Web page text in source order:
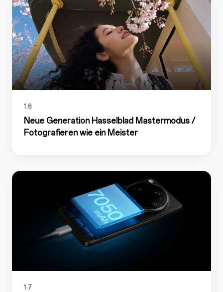
1.6
Neue Generation Hasselblad Mastermodus /
Fotografieren wie ein Meister
1.7